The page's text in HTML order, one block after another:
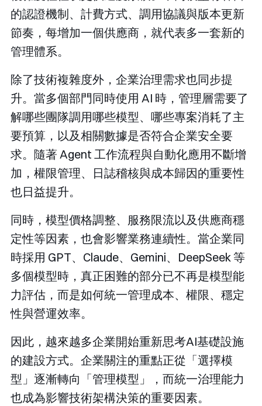
的認證機制、計費方式、調用協議與版本更新
節奏，每增加一個供應商，就代表多一套新的
管理體系。
除了技術複雜度外，企業治理需求也同步提
升。當多個部門同時使用 AI 時，管理層需要了
解哪些團隊調用哪些模型、哪些專案消耗了主
要預算，以及相關數據是否符合企業安全要
求。隨著 Agent 工作流程與自動化應用不斷增
加，權限管理、日誌稽核與成本歸因的重要性
也日益提升。
同時，模型價格調整、服務限流以及供應商穩
定性等因素，也會影響業務連續性。當企業同
時採用 GPT、Claude、Gemini、DeepSeek 等
多個模型時，真正困難的部分已不再是模型能
力評估，而是如何統一管理成本、權限、穩定
性與營運效率。
因此，越來越多企業開始重新思考AI基礎設施
的建設方式。企業關注的重點正從「選擇模
型」逐漸轉向「管理模型」，而統一治理能力
也成為影響技術架構決策的重要因素。